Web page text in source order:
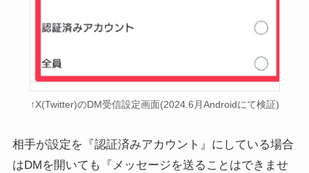
↑X(Twitter)のDM受信設定画面(2024.6月Androidにて検証)
相手が設定を『認証済みアカウント』にしている場合
はDMを開いても『メッセージを送ることはできませ